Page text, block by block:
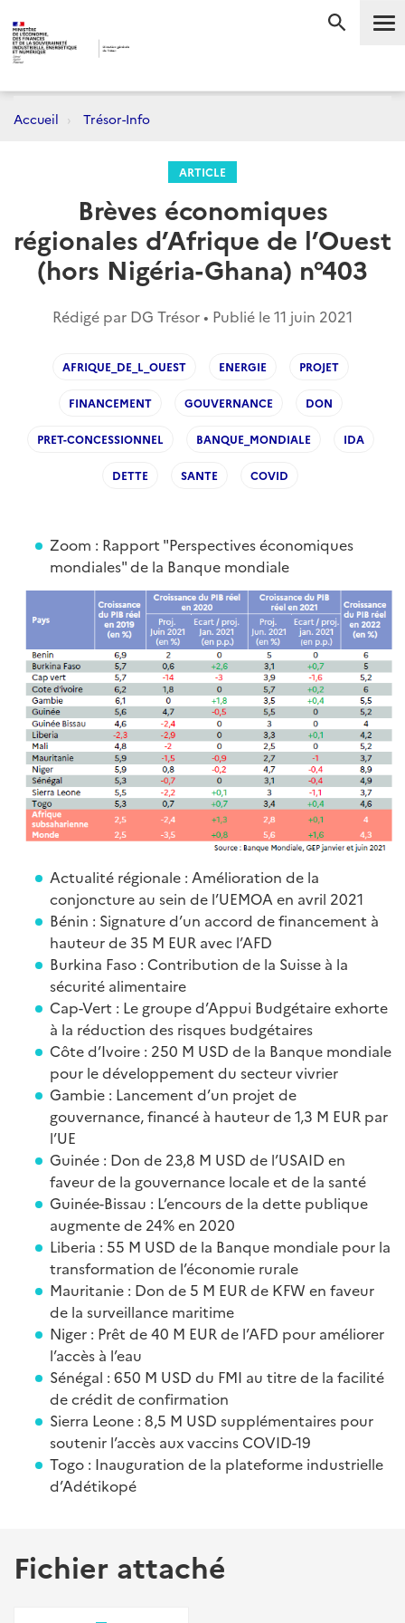
Accueil Trésor-Info
ARTICLE
Brèves économiques
régionales d’Afrique de l’Ouest
(hors Nigéria-Ghana) n°403
Rédigé par DG Trésor • Publié le11 juin 2021
AFRIQUE_DE_L_OUEST ENERGIE PROJET
FINANCEMENT GOUVERNANCE DON
PRET-CONCESSIONNEL BANQUE_MONDIALE IDA
DETTE SANTE COVID
Zoom : Rapport "Perspectives économiques
mondiales" de la Banque mondiale
Actualité régionale : Amélioration de la
conjoncture au sein de l’UEMOA en avril 2021
Bénin : Signature d’un accord de financement à
hauteur de 35 M EUR avec l’AFD
Burkina Faso : Contribution de la Suisse à la
sécurité alimentaire
Cap-Vert : Le groupe d’Appui Budgétaire exhorte
à la réduction des risques budgétaires
Côte d’Ivoire : 250 M USD de la Banque mondiale
pour le développement du secteur vivrier
Gambie : Lancement d’un projet de
gouvernance, financé à hauteur de 1,3 M EUR par
l’UE
Guinée : Don de 23,8 M USD de l’USAID en
faveur de la gouvernance locale et de la santé
Guinée-Bissau : L’encours de la dette publique
augmente de 24% en 2020
Liberia : 55 M USD de la Banque mondiale pour la
transformation de l’économie rurale
Mauritanie : Don de 5 M EUR de KFW en faveur
de la surveillance maritime
Niger : Prêt de 40 M EUR de l’AFD pour améliorer
l’accès à l’eau
Sénégal : 650 M USD du FMI au titre de la facilité
de crédit de confirmation
Sierra Leone : 8,5 M USD supplémentaires pour
soutenir l’accès aux vaccins COVID-19
Togo : Inauguration de la plateforme industrielle
d’Adétikopé
Fichier attaché